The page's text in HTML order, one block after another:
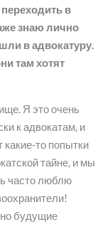
в
знаю лично
в адвокатуру.
там хотят
Я это очень
к адвокатам, и
какие-то попытки
тайне, и мы
часто люблю
будущие